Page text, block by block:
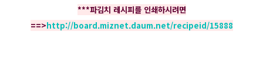
***파김치 레시피를 인쇄하시려면
==>http://board.miznet.daum.net/recipeid/15888